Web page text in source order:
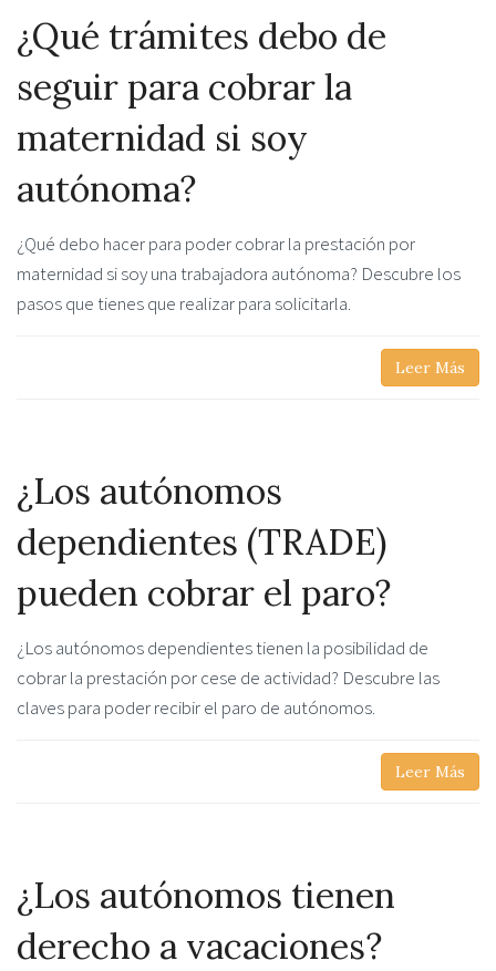
¿Qué trámites debo de
seguir para cobrar la
maternidad si soy
autónoma?
¿Qué debo hacer para poder cobrar la prestación por
maternidad si soy una trabajadora autónoma? Descubre los
pasos que tienes que realizar para solicitarla.
Leer Más
¿Los autónomos
dependientes (TRADE)
pueden cobrar el paro?
¿Los autónomos dependientes tienen la posibilidad de
cobrar la prestación por cese de actividad? Descubre las
claves para poder recibir el paro de autónomos.
Leer Más
¿Los autónomos tienen
derecho a vacaciones?